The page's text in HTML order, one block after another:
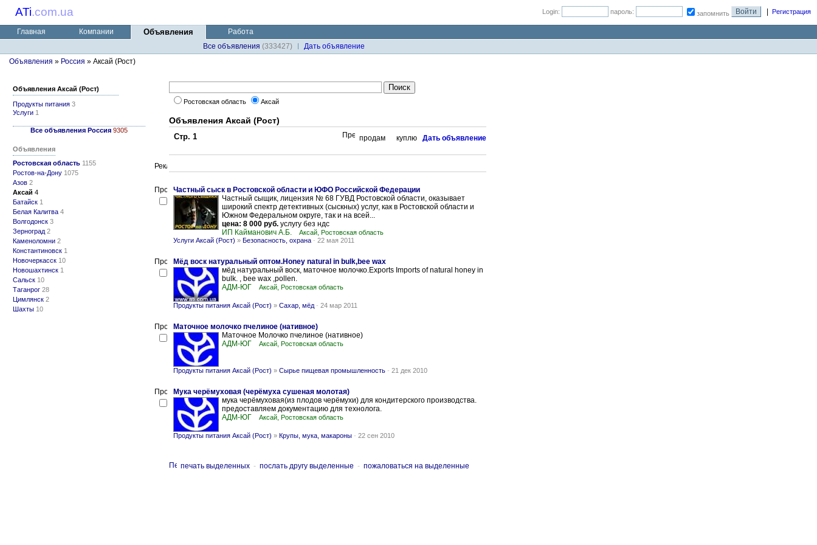
ATi.com.ua Login: пароль: запомнить Регистрация
Главная Компании Объявления
Работа
Все объявления (333427)
Дaть объявление
Объявления » Россия » Аксай (Рост)
Объявления Аксай (Рост)
Продукты питания 3
Услуги 1
Все объявления Россия 9305
Объявления
Ростовская область 1155
Ростов-на-Дону 1075
Азов 2
Аксай 4
Батайск 1
Белая Калитва 4
Волгодонск 3
Зерноград 2
Каменоломни 2
Константиновск 1
Новочеркасск 10
Новошахтинск 1
Сальск 10
Таганрог 28
Цимлянск 2
Шахты 10
Ростовская область Аксай
Объявления Аксай (Рост)
Стр. 1 продам куплю Дaть объявление
Частный сыск в Ростовской области и ЮФО Российской Федерации
Частный сыщик, лицензия № 68 ГУВД Ростовской области, оказывает
широкий спектр детективных (сыскных) услуг, как в Ростовской области и
Южном Федеральном округе, так и на всей...
цена: 8 000 руб. услугу без ндс
ИП Кайманович А.Б.
Аксай, Ростовская область
Услуги Аксай (Рост) » Безопасность, охрана - 22 мая 2011
Мёд воск натуральный оптом.Honey natural in bulk,bee wax
мёд натуральный воск, маточное молочко.Exports Imports of natural honey in
bulk. , bee wax ,pollen.
АДМ-ЮГ
Аксай, Ростовская область
Продукты питания Аксай (Рост) » Сахар, мёд - 24 мар 2011
Маточное молочко пчелиное (нативное)
Маточное Молочко пчелиное (нативное)
АДМ-ЮГ
Аксай, Ростовская область
Продукты питания Аксай (Рост) » Сырье пищевая промышленность - 21 дек 2010
Мука черёмуховая (черёмуха сушеная молотая)
мука черёмуховая(из плодов черёмухи) для кондитерского производства.
предоставляем документацию для технолога.
АДМ-ЮГ
Аксай, Ростовская область
Продукты питания Аксай (Рост) » Крупы, мука, макароны - 22 сен 2010
печать выделенных - послать другу выделенные - пожаловаться на выделенные